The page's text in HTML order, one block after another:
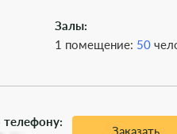
Залы:
1 помещение: 50
телефону:
Заказать